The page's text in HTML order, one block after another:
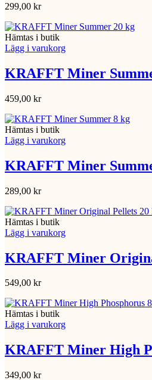
299,00 kr
Hämtas i butik
Lägg i varukorg
KRAFFT Miner
459,00 kr
Hämtas i butik
Lägg i varukorg
KRAFFT Miner
289,00 kr
Hämtas i butik
Lägg i varukorg
KRAFFT Miner
549,00 kr
Hämtas i butik
Lägg i varukorg
KRAFFT Miner High
349,00 kr